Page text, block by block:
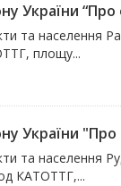
України
та населення
площу...
України
та населення
КАТОТТГ,...